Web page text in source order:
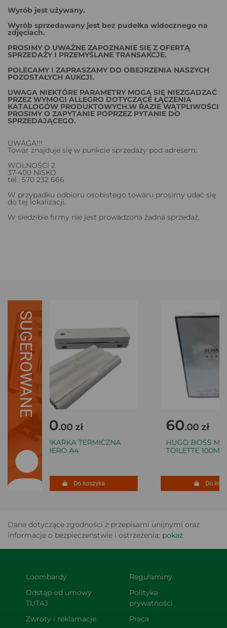
Wyrób jest używany.
Wyrób sprzedawany jest bez pudełka widocznego na
zdjęciach.
PROSIMY O UWAŻNE ZAPOZNANIE SIĘ Z OFERTĄ
SPRZEDAŻY I PRZEMYŚLANE TRANSAKCJE.
POLECAMY I ZAPRASZAMY DO OBEJRZENIA NASZYCH
POZOSTAŁYCH AUKCJI.
UWAGA NIEKTÓRE PARAMETRY MOGĄ SIĘ NIEZGADZAĆ
PRZEZ WYMOGI ALLEGRO DOTYCZĄCE ŁĄCZENIA
KATALOGÓW PRODUKTOWYCH.W RAZIE WĄTPLIWOŚCI
PROSIMY O ZAPYTANIE POPRZEZ PYTANIE DO
SPRZEDAJĄCEGO.
UWAGA!!!
Towar znajduje się w punkcie sprzedaży pod adresem:
WOLNOŚCI 2
37-400 NISKO
tel.: 570 232 666
W przypadku odbioru osobistego towaru prosimy udać się
do tej lokalizacji.
W siedzibie firmy nie jest prowadzona żadna sprzedaż.
SUGEROWANE
160.00 zł
DRUKARKA TERMICZNA
FICHERO A4
Do koszyka
60.00 zł
HUGO BOSS
TOILETTE 100ML
Do
Dane dotyczące zgodności z przepisami unijnymi oraz
informacje o bezpieczeństwie i ostrzeżenia: pokaż
Loombardy
Odstąp od umowy
TUTAJ
Zwroty i reklamacje
Regulaminy
Polityka
prywatności
Praca